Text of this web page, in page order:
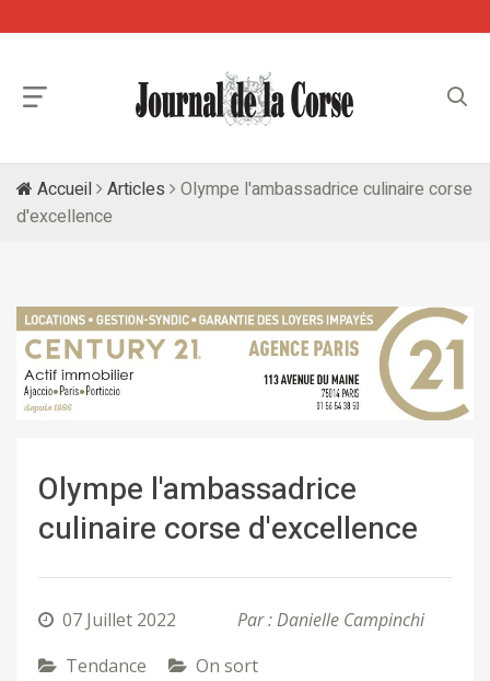
Accueil Articles
Olympe l'ambassadrice culinaire corse
d'excellence
Olympe l'ambassadrice
culinaire corse d'excellence
07 Juillet 2022
Par : Danielle Campinchi
Tendance
On sort